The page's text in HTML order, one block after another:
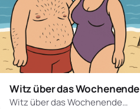
Witz über das Wochenende
Witz über das Wochenende…